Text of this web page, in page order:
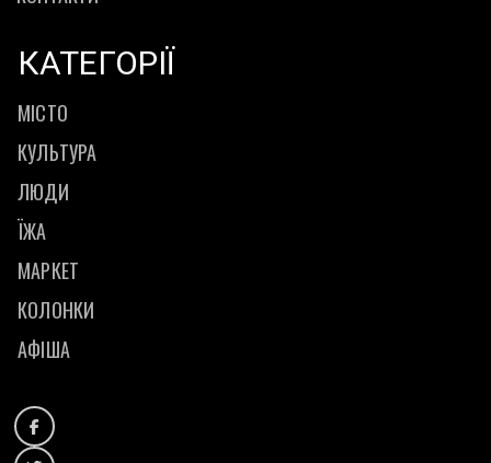
КАТЕГОРІЇ
МІСТО
КУЛЬТУРА
ЛЮДИ
ЇЖА
МАРКЕТ
КОЛОНКИ
АФІША